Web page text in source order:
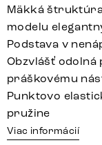
Mäkká
modelu
Podstava v
Obzvlášť
práškovému
Punktovo
pružine
Viac informácií